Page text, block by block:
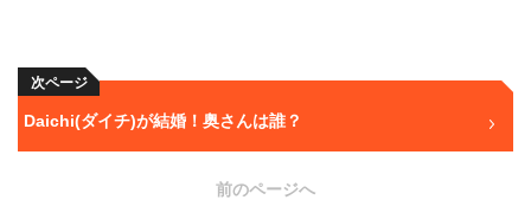
次ページ
Daichi(ダイチ)が結婚！奥さんは誰？
前のページへ